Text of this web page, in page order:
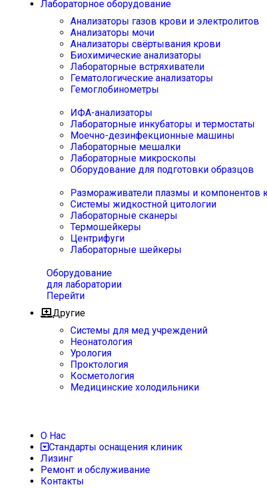
Лабораторное оборудование
Анализаторы газов крови и электролитов
Анализаторы мочи
Анализаторы свёртывания крови
Биохимические анализаторы
Лабораторные встряхиватели
Гематологические анализаторы
Гемоглобинометры
ИФА-анализаторы
Лабораторные инкубаторы и термостаты
Моечно-дезинфекционные машины
Лабораторные мешалки
Лабораторные микроскопы
Оборудование для подготовки образцов
Размораживатели плазмы и компонентов
Системы жидкостной цитологии
Лабораторные сканеры
Термошейкеры
Центрифуги
Лабораторные шейкеры
Оборудование
для лаборатории
Перейти
Другие
Системы для мед учреждений
Неонатология
Урология
Проктология
Косметология
Медицинские холодильники
О Нас
Стандарты оснащения клиник
Лизинг
Ремонт и обслуживание
Контакты